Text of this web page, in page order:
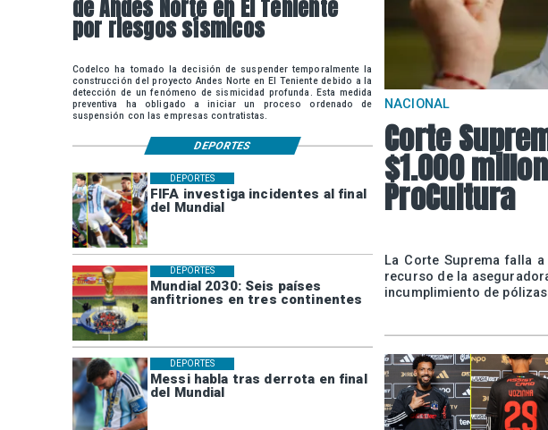
FIFA investiga incidentes al final
del Mundial
DEPORTES
Mundial 2030: Seis países
anfitriones en tres continentes
DEPORTES
Messi habla tras derrota en final
del Mundial
DEPORTES
de Andes Norte en El Teniente
por riesgos sísmicos
Codelco ha tomado la decisión de suspender temporalmente la
construcción del proyecto Andes Norte en El Teniente debido a la
detección de un fenómeno de sismicidad profunda. Esta medida
preventiva ha obligado a iniciar un proceso ordenado de
suspensión con las empresas contratistas.
NACIONAL
Corte
$1.000
ProCultura
La Corte Suprema falla
recurso de la
incumplimiento de
DEPORTES